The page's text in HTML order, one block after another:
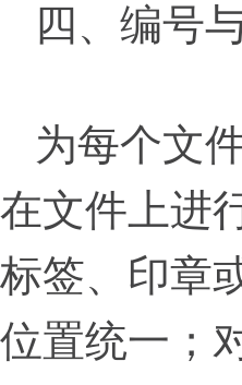
四、编号
为每个文
在文件上进
标签、印章
位置统一；